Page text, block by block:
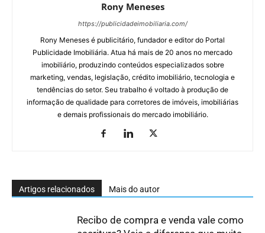
Rony Meneses
https://publicidadeimobiliaria.com/
Rony Meneses é publicitário, fundador e editor do Portal
Publicidade Imobiliária. Atua há mais de 20 anos no mercado
imobiliário, produzindo conteúdos especializados sobre
marketing, vendas, legislação, crédito imobiliário, tecnologia e
tendências do setor. Seu trabalho é voltado à produção de
informação de qualidade para corretores de imóveis, imobiliárias
e demais profissionais do mercado imobiliário.
Artigos relacionados Mais do autor
Recibo de compra e venda vale como